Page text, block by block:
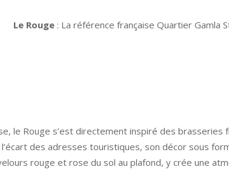
Le Rouge : La référence française Quartier Gamla
le Rouge s’est directement inspiré des brasseries
l’écart des adresses touristiques, son décor sous
rouge et rose du sol au plafond, y crée une